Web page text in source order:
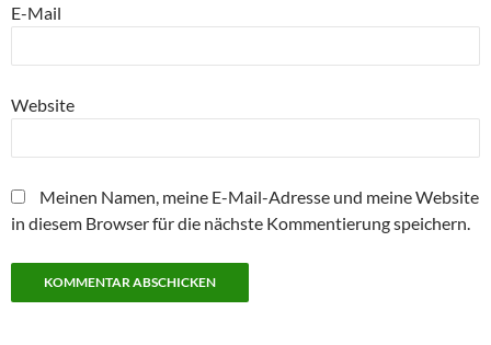
E-Mail
Website
Meinen Namen, meine E-Mail-Adresse und meine Website
in diesem Browser für die nächste Kommentierung speichern.